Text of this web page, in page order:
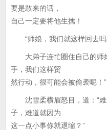
要是敢来的话，
自己一定要将他生擒！
“师娘，我们就这样回去吗
大弟子连忙圈住自己的师
手，我们这样贸
然行动，很可能会被偷袭呢！”
沈雪柔横眉怒目，道：“难
子，难道就因为
这一点小事你就退缩？”